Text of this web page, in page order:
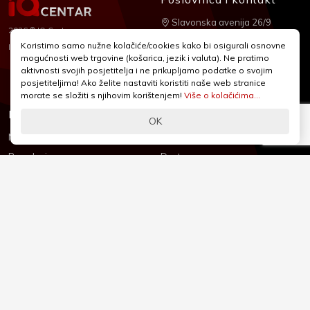
2026 © IQ Centar
Izrada:Nubilus
Informacije
Novosti & Promocije
Brandovi
Podrška
Dostava
Slavonska avenija 26/9
+385 1 2455 950
webshop@iqcentar.hr
Pon - Pet od 9 - 17h
Koristimo samo nužne kolačiće/cookies kako bi osigurali osnovne
mogućnosti web trgovine (košarica, jezik i valuta). Ne pratimo
aktivnosti svojih posjetitelja i ne prikupljamo podatke o svojim
posjetiteljima! Ako želite nastaviti koristiti naše web stranice
morate se složiti s njihovim korištenjem! Više o kolačićima...
OK